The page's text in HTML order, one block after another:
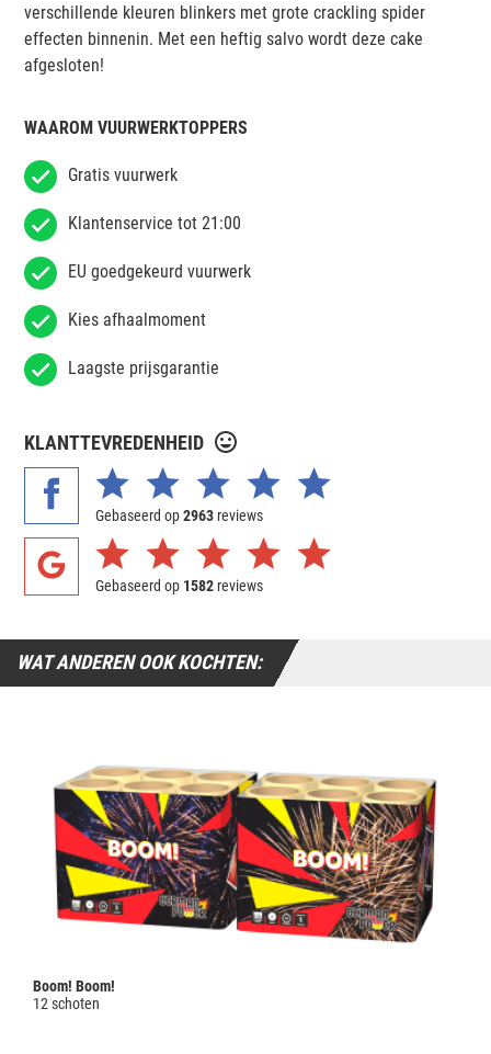
verschillende kleuren blinkers met grote crackling spider
effecten binnenin. Met een heftig salvo wordt deze cake
afgesloten!
WAAROM VUURWERKTOPPERS
Gratis vuurwerk
Klantenservice tot 21:00
EU goedgekeurd vuurwerk
Kies afhaalmoment
Laagste prijsgarantie
KLANTTEVREDENHEID
Gebaseerd op2963 reviews
Gebaseerd op 1582 reviews
WAT ANDEREN OOK KOCHTEN:
Boom! Boom!
12 schoten